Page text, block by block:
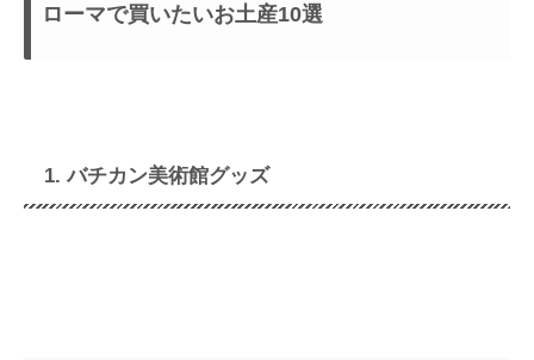
ローマで買いたいお土産10選
1. バチカン美術館グッズ